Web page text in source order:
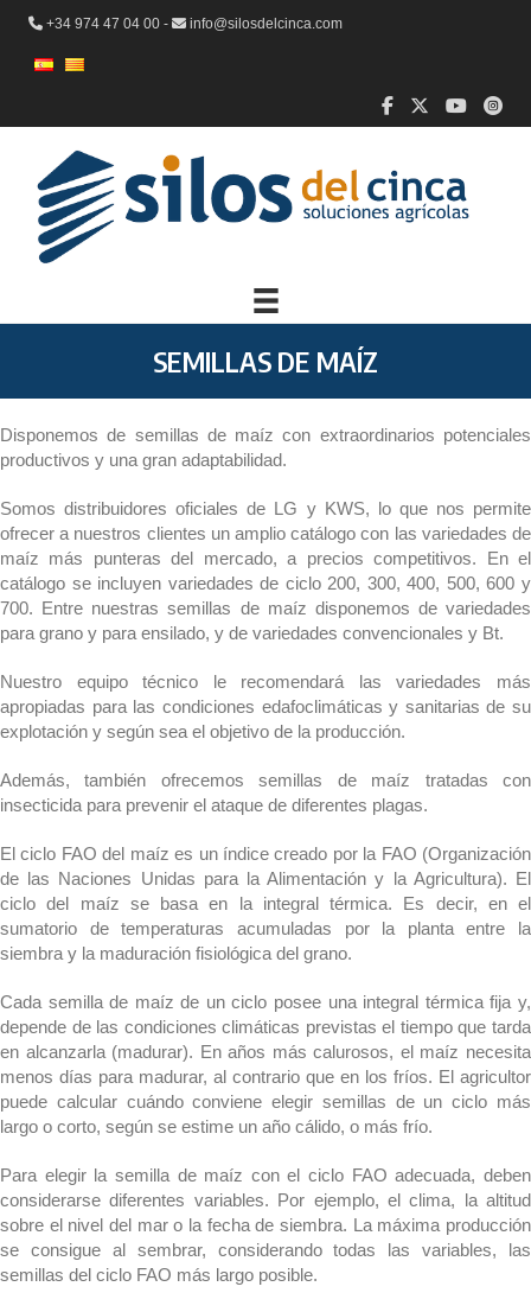
+34 974 47 04 00 - info@silosdelcinca.com
SEMILLAS DE MAÍZ
Disponemos de semillas de maíz con extraordinarios potenciales
productivos y una gran adaptabilidad.
Somos distribuidores oficiales de LG y KWS, lo que nos permite
ofrecer a nuestros clientes un amplio catálogo con las variedades de
maíz más punteras del mercado, a precios competitivos. En el
catálogo se incluyen variedades de ciclo 200, 300, 400, 500, 600 y
700. Entre nuestras semillas de maíz disponemos de variedades
para grano y para ensilado, y de variedades convencionales y Bt.
Nuestro equipo técnico le recomendará las variedades más
apropiadas para las condiciones edafoclimáticas y sanitarias de su
explotación y según sea el objetivo de la producción.
Además, también ofrecemos semillas de maíz tratadas con
insecticida para prevenir el ataque de diferentes plagas.
El ciclo FAO del maíz es un índice creado por la FAO (Organización
de las Naciones Unidas para la Alimentación y la Agricultura). El
ciclo del maíz se basa en la integral térmica. Es decir, en el
sumatorio de temperaturas acumuladas por la planta entre la
siembra y la maduración fisiológica del grano.
Cada semilla de maíz de un ciclo posee una integral térmica fija y,
depende de las condiciones climáticas previstas el tiempo que tarda
en alcanzarla (madurar). En años más calurosos, el maíz necesita
menos días para madurar, al contrario que en los fríos. El agricultor
puede calcular cuándo conviene elegir semillas de un ciclo más
largo o corto, según se estime un año cálido, o más frío.
Para elegir la semilla de maíz con el ciclo FAO adecuada, deben
considerarse diferentes variables. Por ejemplo, el clima, la altitud
sobre el nivel del mar o la fecha de siembra. La máxima producción
se consigue al sembrar, considerando todas las variables, las
semillas del ciclo FAO más largo posible.